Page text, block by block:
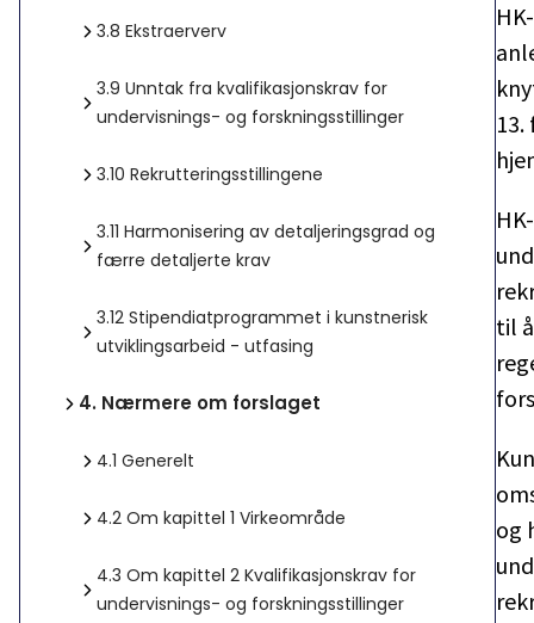
3.8 Ekstraerverv
3.9 Unntak fra kvalifikasjonskrav for
undervisnings- og forskningsstillinger
3.10 Rekrutteringsstillingene
3.11 Harmonisering av detaljeringsgrad og
færre detaljerte krav
3.12 Stipendiatprogrammet i kunstnerisk
utviklingsarbeid - utfasing
4. Nærmere om forslaget
4.1 Generelt
4.2 Om kapittel 1 Virkeområde
4.3 Om kapittel 2 Kvalifikasjonskrav for
undervisnings- og forskningsstillinger
til
og